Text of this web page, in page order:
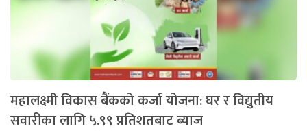
महालक्ष्मी विकास बैंकको कर्जा योजना: घर र विद्युतीय
सवारीका लागि ५.९९ प्रतिशतबाट ब्याज